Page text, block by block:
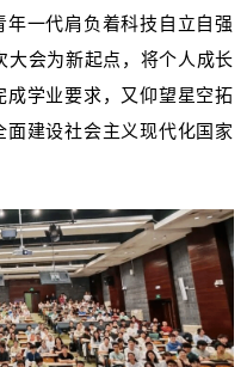
一代肩负着科技自立自强
大会为新起点，将个人成长
学业要求，又仰望星空拓
建设社会主义现代化国家